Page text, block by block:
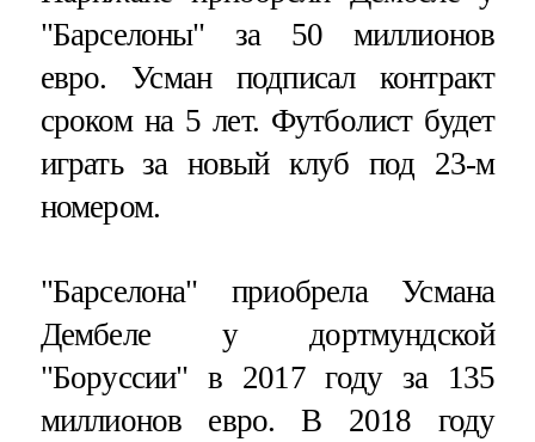
"Барселоны" за 50 миллионов
евро. Усман подписал контракт
сроком на 5 лет. Футболист будет
играть за новый клуб под 23-м
номером.
"Барселона" приобрела Усмана
Дембеле у дортмундской
"Боруссии" в 2017 году за 135
миллионов евро. В 2018 году